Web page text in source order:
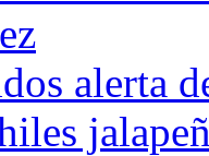
alerta